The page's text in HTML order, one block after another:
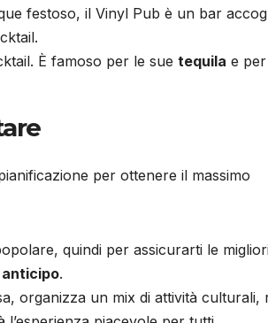
festoso, il Vinyl Pub è un bar
È famoso per le sue tequila e per
per ottenere il massimo
quindi per assicurarti le
anticipo.
organizza un mix di attività culturali,